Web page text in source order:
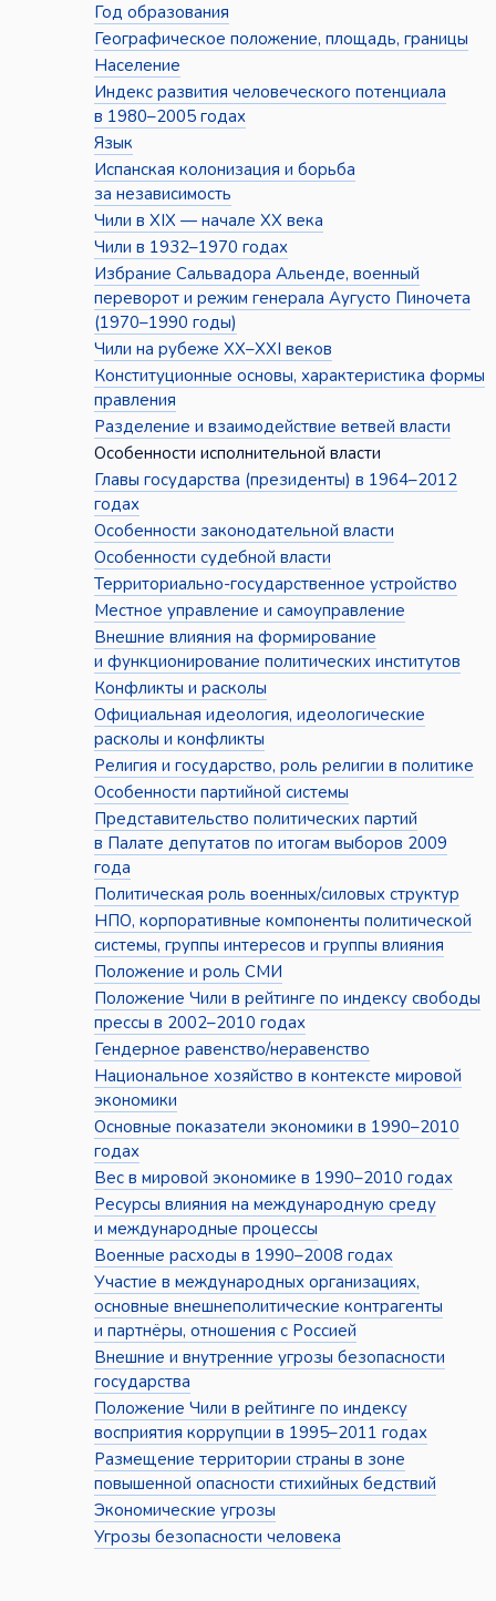
Год образования
Географическое положение, площадь, границы
Население
Индекс развития человеческого потенциала
в 1980–2005 годах
Язык
Испанская колонизация и борьба
за независимость
Чили в XIX — начале XX века
Чили в 1932–1970 годах
Избрание Сальвадора Альенде, военный
переворот и режим генерала Аугусто Пиночета
(1970–1990 годы)
Чили на рубеже XX–XXI веков
Конституционные основы, характеристика формы
правления
Разделение и взаимодействие ветвей власти
Особенности исполнительной власти
Главы государства (президенты) в 1964–2012
годах
Особенности законодательной власти
Особенности судебной власти
Территориально-государственное устройство
Местное управление и самоуправление
Внешние влияния на формирование
и функционирование политических институтов
Конфликты и расколы
Официальная идеология, идеологические
расколы и конфликты
Религия и государство, роль религии в политике
Особенности партийной системы
Представительство политических партий
в Палате депутатов по итогам выборов 2009
года
Политическая роль военных/силовых структур
НПО, корпоративные компоненты политической
системы, группы интересов и группы влияния
Положение и роль СМИ
Положение Чили в рейтинге по индексу свободы
прессы в 2002–2010 годах
Гендерное равенство/неравенство
Национальное хозяйство в контексте мировой
экономики
Основные показатели экономики в 1990–2010
годах
Вес в мировой экономике в 1990–2010 годах
Ресурсы влияния на международную среду
и международные процессы
Военные расходы в 1990–2008 годах
Участие в международных организациях,
основные внешнеполитические контрагенты
и партнёры, отношения с Россией
Внешние и внутренние угрозы безопасности
государства
Положение Чили в рейтинге по индексу
восприятия коррупции в 1995–2011 годах
Размещение территории страны в зоне
повышенной опасности стихийных бедствий
Экономические угрозы
Угрозы безопасности человека